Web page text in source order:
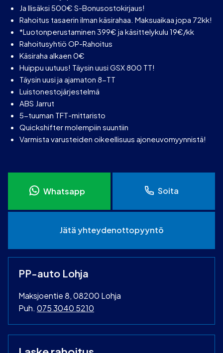
Ja llisäksi 500€ S-Bonusostokirjaus!
Rahoitus tasaerin ilman käsirahaa. Maksuaikaa jopa 72kk!
*Luotonperustaminen 399€ ja käsittelykulu 19€/kk
Rahoitusyhtiö OP-Rahoitus
Käsiraha alkaen 0€
Huippu uutuus! Täysin uusi GSX 800 TT!
Täysin uusi ja ajamaton 8-TT
Luistonestojärjestelmä
ABS Jarrut
5-tuuman TFT-mittaristo
Quickshifter molempiin suuntiin
Varmista varusteiden oikeellisuus ajoneuvomyynnistä!
Whatsapp Soita
Jätä yhteydenottopyyntö
PP-auto Lohja
Maksjoentie 8, 08200 Lohja
Puh. 075 3040 5210